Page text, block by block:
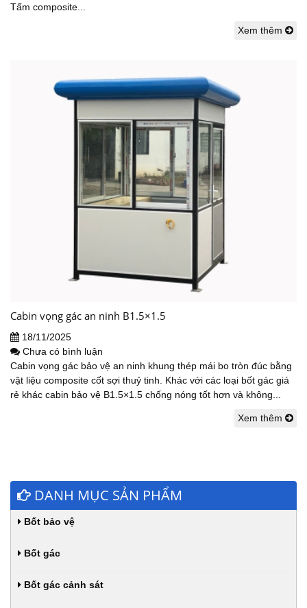
Tấm composite...
Xem thêm
Cabin vọng gác an ninh B1.5×1.5
18/11/2025
Chưa có bình luận
Cabin vọng gác bảo vệ an ninh khung thép mái bo tròn đúc bằng
vật liệu composite cốt sợi thuỷ tinh. Khác với các loại bốt gác giá
rẻ khác cabin bảo vệ B1.5×1.5 chống nóng tốt hơn và không...
Xem thêm
DANH MỤC SẢN PHẨM
Bốt bảo vệ
Bốt gác
Bốt gác cảnh sát